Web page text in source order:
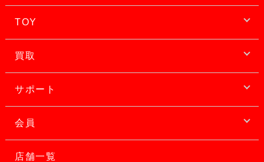
TOY
買取
サポート
会員
店舗一覧